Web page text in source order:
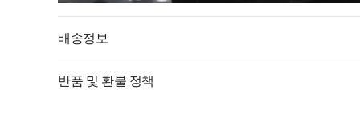
배송정보
반품 및 환불 정책